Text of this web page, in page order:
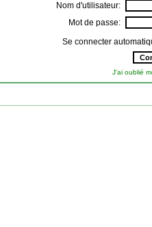
Nom d'utilisateur:
Mot de passe:
Se connecter
J'ai oublié